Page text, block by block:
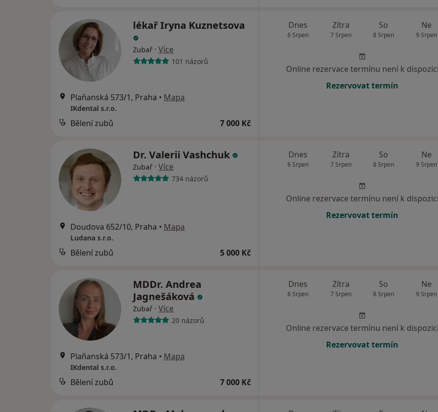
lékař Iryna Kuznetsova
Zubař · Více
101 názorů
Plaňanská 573/1, Praha • Mapa
IKdental s.r.o.
Bělení zubů 7 000 Kč
Dnes
6 Srpen
Zítra
7 Srpen
So
8 Srpen
Ne
9 Srpen
Online rezervace termínu není k dispozici
Rezervovat termín
Dr. Valerii Vashchuk
Zubař · Více
734 názorů
Doudova 652/10, Praha • Mapa
Ludana s.r.o.
Bělení zubů 5 000 Kč
Dnes
6 Srpen
Zítra
7 Srpen
So
8 Srpen
Ne
9 Srpen
Online rezervace termínu není k dispozici
Rezervovat termín
MDDr. Andrea
Jagnešáková
Zubař · Více
20 názorů
Plaňanská 573/1, Praha • Mapa
IKdental s.r.o.
Bělení zubů 7 000 Kč
Dnes
6 Srpen
Zítra
7 Srpen
So
8 Srpen
Ne
9 Srpen
Online rezervace termínu není k dispozici
Rezervovat termín